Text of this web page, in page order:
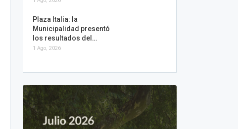
Plaza Italia: la
Municipalidad presentó
los resultados del…
1 Ago, 2026